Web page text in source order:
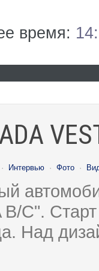
время:
· Интервью · Фото ·
C".
Над